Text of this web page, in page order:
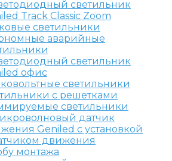
светильники
аварийные
светильники
с решетками
светильники
движения
монтажа